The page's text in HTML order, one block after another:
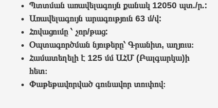
Պտտման առավելագույն քանակ 12050 պտ./ր.:
Առավելագույն արագություն 63 մ/վ:
Հովացումը ՝ չոր/թաց:
Օպտագործման նյութերը՝ Գրանիտ, աղյուս։
Համատեղելի է 125 մմ ԱՀՄ (Բալգարկա)ի
հետ։
Փաթեթավորված գունավոր տուփով։